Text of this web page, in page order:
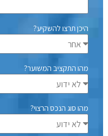
היכן תרצו להשקיע?
מהו התקציב המשוער?
מהו סוג הנכס הרצוי?